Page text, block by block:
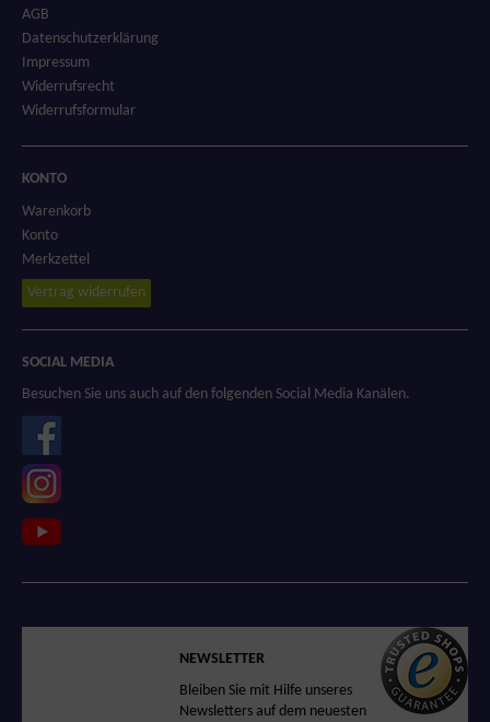
AGB
Datenschutzerklärung
Impressum
Widerrufsrecht
Widerrufsformular
KONTO
Warenkorb
Konto
Merkzettel
Vertrag widerrufen
SOCIAL MEDIA
Besuchen Sie uns auch auf den folgenden Social Media Kanälen.
NEWSLETTER
Bleiben Sie mit Hilfe unseres
Newsletters auf dem neuesten